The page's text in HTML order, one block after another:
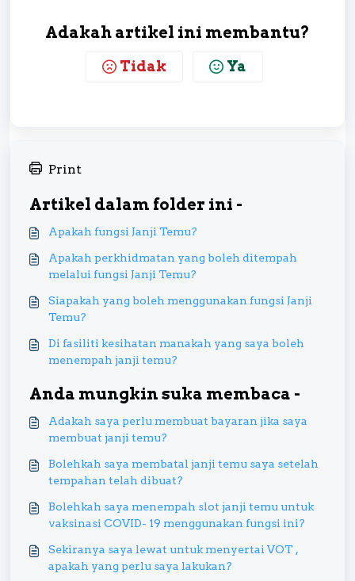
Adakah artikel ini membantu?
Tidak Ya
Print
Artikel dalam folder ini -
Apakah fungsi Janji Temu?
Apakah perkhidmatan yang boleh ditempah
melalui fungsi Janji Temu?
Siapakah yang boleh menggunakan fungsi Janji
Temu?
Di fasiliti kesihatan manakah yang saya boleh
menempah janji temu?
Anda mungkin suka membaca -
Adakah saya perlu membuat bayaran jika saya
membuat janji temu?
Bolehkah saya membatal janji temu saya setelah
tempahan telah dibuat?
Bolehkah saya menempah slot janji temu untuk
vaksinasi COVID- 19 menggunakan fungsi ini?
Sekiranya saya lewat untuk menyertai VOT ,
apakah yang perlu saya lakukan?